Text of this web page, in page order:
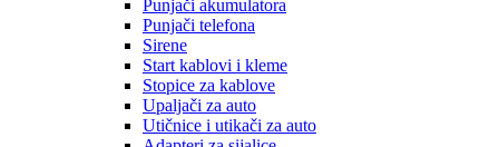
Punjači akumulatora
Punjači telefona
Sirene
Start kablovi i kleme
Stopice za kablove
Upaljači za auto
Utičnice i utikači za auto